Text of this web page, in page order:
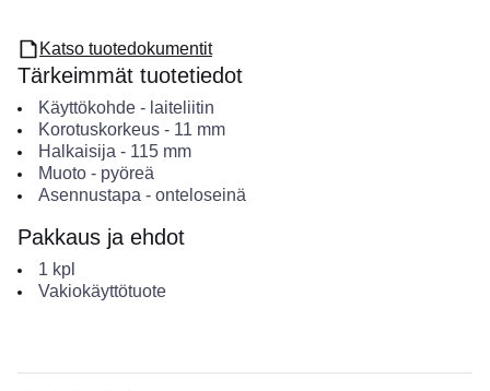
Katso tuotedokumentit
Tärkeimmät tuotetiedot
Käyttökohde- laiteliitin
Korotuskorkeus- 11 mm
Halkaisija - 115 mm
Muoto- pyöreä
Asennustapa - onteloseinä
Pakkaus ja ehdot
1 kpl
Vakiokäyttötuote